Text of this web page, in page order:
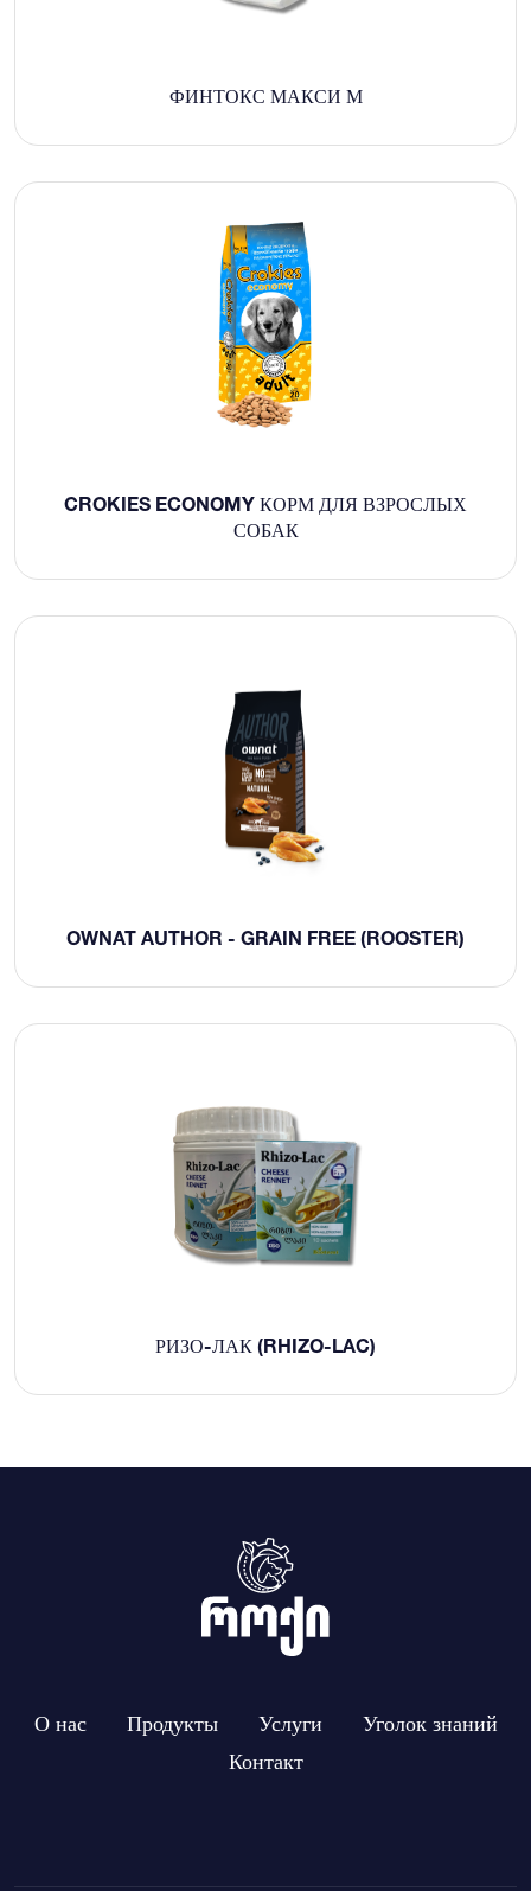
ФИНТОКС МАКСИ М
CROKIES ECONOMY КОРМ ДЛЯ ВЗРОСЛЫХ
СОБАК
OWNAT AUTHOR - GRAIN FREE (ROOSTER)
РИЗО-ЛАК (RHIZO-LAC)
О нас Продукты Услуги
Уголок знаний
Контакт